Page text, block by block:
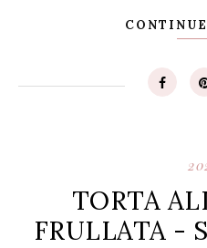
TORTA
FRULLATA -